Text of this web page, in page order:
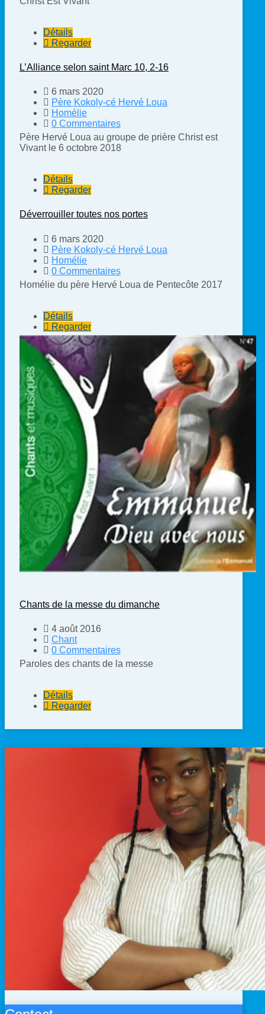
Détails
Regarder
L’Alliance selon saint Marc 10, 2-16
6 mars 2020
Père Kokoly-cé Hervé Loua
Homélie
0 Commentaires
Père Hervé Loua au groupe de prière Christ est
Vivant le 6 octobre 2018
Détails
Regarder
Déverrouiller toutes nos portes
6 mars 2020
Père Kokoly-cé Hervé Loua
Homélie
0 Commentaires
Homélie du père Hervé Loua de Pentecôte 2017
Détails
Regarder
Chants de la messe du dimanche
4 août 2016
Chant
0 Commentaires
Paroles des chants de la messe
Détails
Regarder